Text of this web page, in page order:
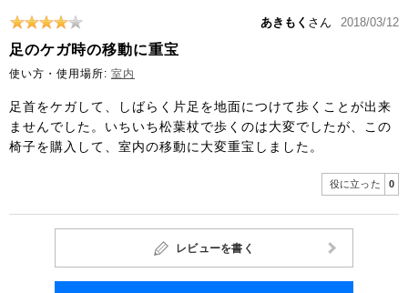
あきもく さん 2018/03/12
足のケガ時の移動に重宝
使い方・使用場所: 室内
足首をケガして、しばらく片足を地面につけて歩くことが出来
ませんでした。いちいち松葉杖で歩くのは大変でしたが、この
椅子を購入して、室内の移動に大変重宝しました。
役に立った 0
レビューを書く